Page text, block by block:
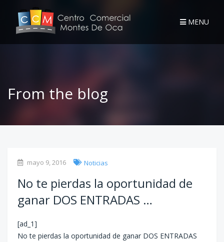
MENU
From the blog
mayo 9, 2016 Noticias
No te pierdas la oportunidad de
ganar DOS ENTRADAS …
[ad_1]
No te pierdas la oportunidad de ganar DOS ENTRADAS